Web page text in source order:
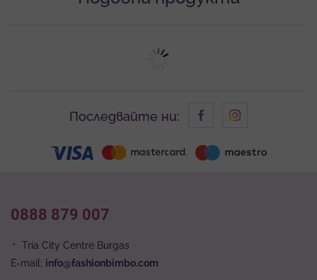
Последвайте ни:
0888 879 007
Tria City Centre Burgas
E-mail: info@fashionbimbo.com